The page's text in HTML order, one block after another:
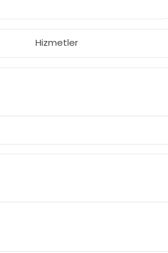
Hizmetler